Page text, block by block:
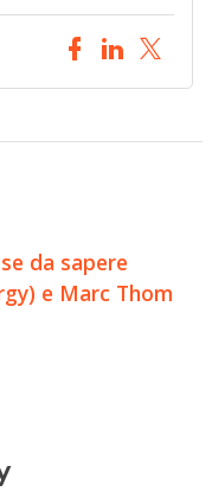
da sapere
e Marc Thom